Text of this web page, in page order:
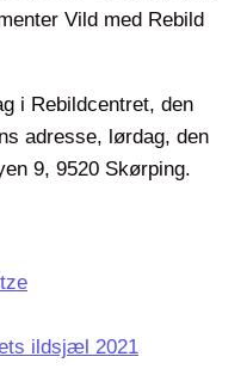
Vild med Rebild
i Rebildcentret, den
adresse, lørdag, den
9, 9520 Skørping.
ildsjæl 2021